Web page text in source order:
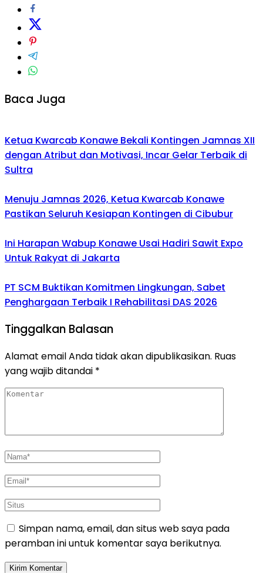
Baca Juga
Ketua Kwarcab Konawe Bekali Kontingen Jamnas XII
dengan Atribut dan Motivasi, Incar Gelar Terbaik di
Sultra
Menuju Jamnas 2026, Ketua Kwarcab Konawe
Pastikan Seluruh Kesiapan Kontingen di Cibubur
Ini Harapan Wabup Konawe Usai Hadiri Sawit Expo
Untuk Rakyat di Jakarta
PT SCM Buktikan Komitmen Lingkungan, Sabet
Penghargaan Terbaik I Rehabilitasi DAS 2026
Tinggalkan Balasan
Alamat email Anda tidak akan dipublikasikan. Ruas
yang wajib ditandai *
Simpan nama, email, dan situs web saya pada
peramban ini untuk komentar saya berikutnya.